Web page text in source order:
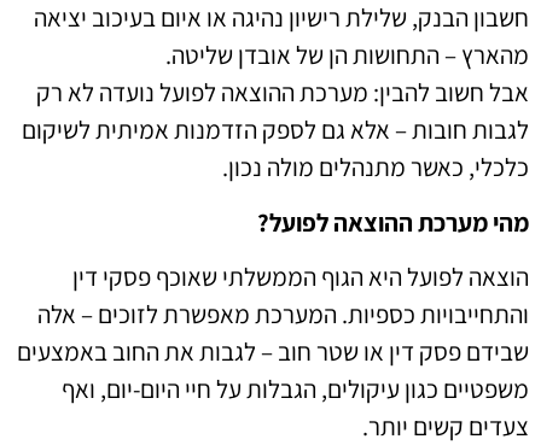
חשבון הבנק, שלילת רישיון נהיגה או איום בעיכוב יציאה
מהארץ – התחושות הן של אובדן שליטה.
אבל חשוב להבין: מערכת ההוצאה לפועל נועדה לא רק
לגבות חובות – אלא גם לספק הזדמנות אמיתית לשיקום
כלכלי, כאשר מתנהלים מולה נכון.
מהי מערכת ההוצאה לפועל?
הוצאה לפועל היא הגוף הממשלתי שאוכף פסקי דין
והתחייבויות כספיות. המערכת מאפשרת לזוכים – אלה
שבידם פסק דין או שטר חוב – לגבות את החוב באמצעים
משפטיים כגון עיקולים, הגבלות על חיי היום-יום, ואף
צעדים קשים יותר.